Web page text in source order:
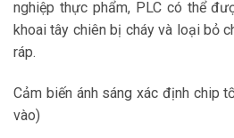
nghiệp thực phẩm, PLC có thể
khoai tây chiên bị cháy và loại bỏ
ráp.
Cảm biến ánh sáng xác định chip
vào)